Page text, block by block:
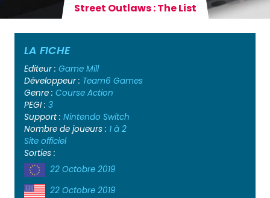
Street Outlaws : The List
LA FICHE
Editeur : Game Mill
Développeur : Team6 Games
Genre : Course Action
PEGI : 3
Support : Nintendo Switch
Nombre de joueurs : 1 à 2
Site officiel
Sorties :
22 Octobre 2019
22 Octobre 2019